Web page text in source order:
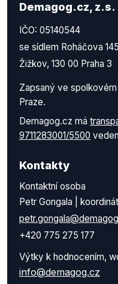
Demagog.cz, z.s.
IČO: 05140544
se sídlem Roháčova
Žižkov, 130 00 Praha 3
Zapsaný ve
Praze.
Demagog.cz má
9711283001/5500
Kontakty
Kontaktní osoba
Petr Gongala |
+420 775 275 177
Výtky k hodnocením,
info@demagog.cz